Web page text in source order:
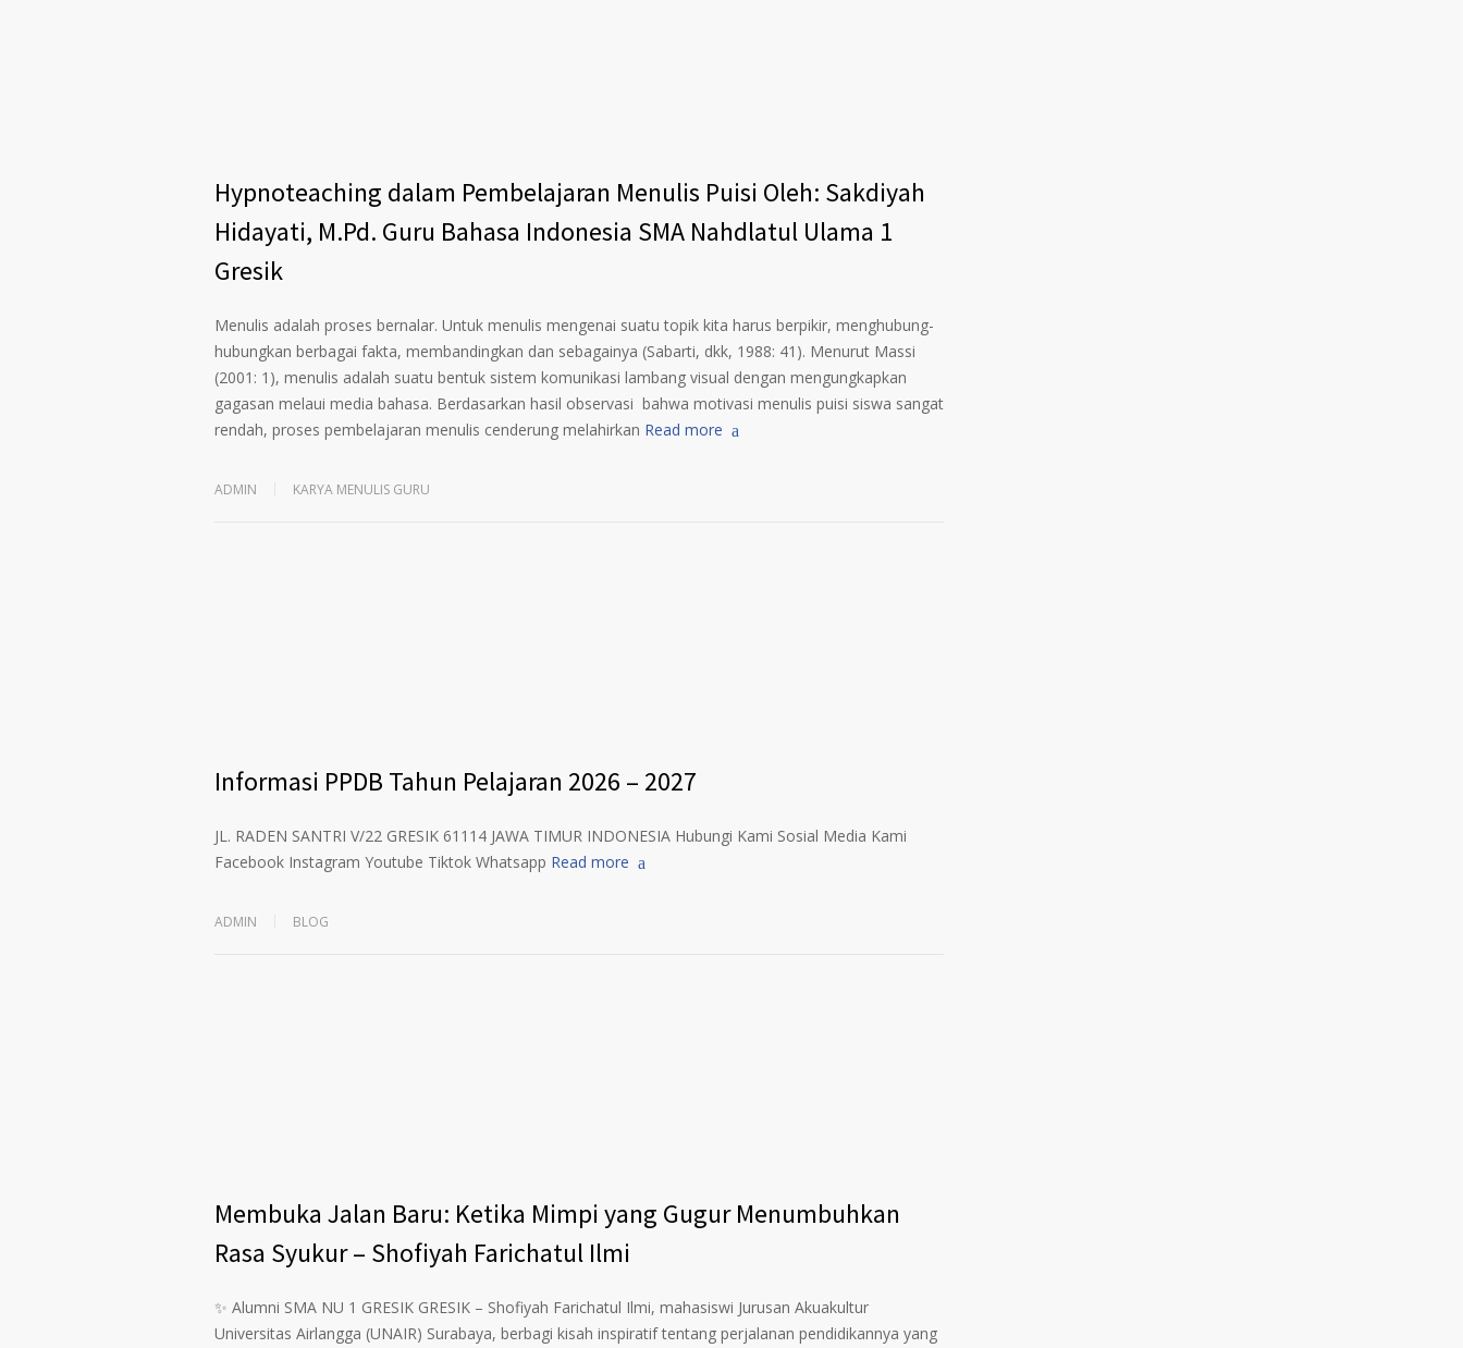
Hypnoteaching dalam Pembelajaran Menulis Puisi Oleh: Sakdiyah
Hidayati, M.Pd. Guru Bahasa Indonesia SMA Nahdlatul Ulama 1
Gresik
Menulis adalah proses bernalar. Untuk menulis mengenai suatu topik kita harus berpikir, menghubung-
hubungkan berbagai fakta, membandingkan dan sebagainya (Sabarti, dkk, 1988: 41). Menurut Massi
(2001: 1), menulis adalah suatu bentuk sistem komunikasi lambang visual dengan mengungkapkan
gagasan melaui media bahasa. Berdasarkan hasil observasi bahwa motivasi menulis puisi siswa sangat
rendah, proses pembelajaran menulis cenderung melahirkan Read more
ADMIN KARYA MENULIS GURU
Informasi PPDB Tahun Pelajaran 2026 – 2027
JL. RADEN SANTRI V/22 GRESIK 61114 JAWA TIMUR INDONESIA Hubungi Kami Sosial Media Kami
Facebook Instagram Youtube Tiktok Whatsapp Read more
ADMIN BLOG
Membuka Jalan Baru: Ketika Mimpi yang Gugur Menumbuhkan
Rasa Syukur – Shofiyah Farichatul Ilmi
✨ Alumni SMA NU 1 GRESIK GRESIK – Shofiyah Farichatul Ilmi, mahasiswi Jurusan Akuakultur
Universitas Airlangga (UNAIR) Surabaya, berbagi kisah inspiratif tentang perjalanan pendidikannya yang